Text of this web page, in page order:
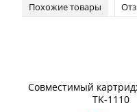
Похожие товары
Совместимый
TK-1110